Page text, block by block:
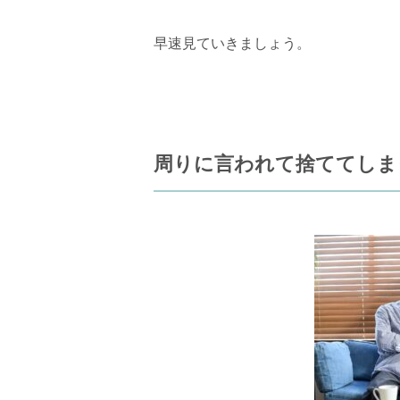
早速見ていきましょう。
周りに言われて捨ててし